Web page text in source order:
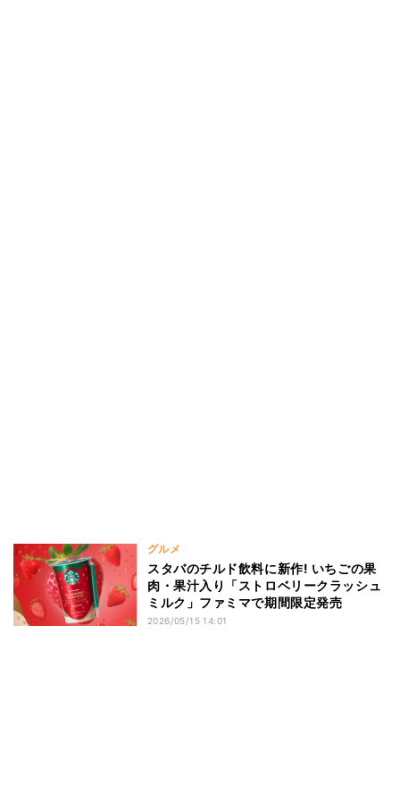
グルメ
スタバのチルド飲料に新作! いちごの果
肉・果汁入り「ストロベリークラッシュ
ミルク」ファミマで期間限定発売
2026/05/15 14:01